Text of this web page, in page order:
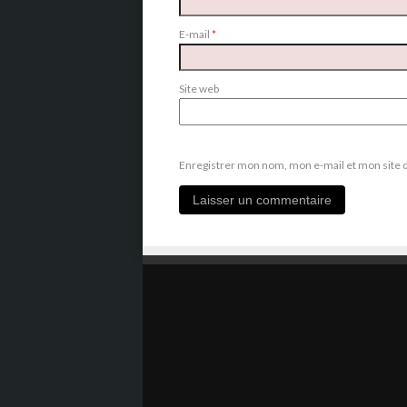
E-mail *
Site web
Enregistrer mon nom, mon e-mail et mon site